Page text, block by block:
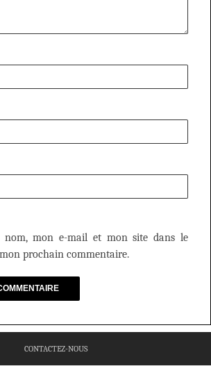
nom, mon e-mail et mon site dans le
prochain commentaire.
CONTACTEZ-NOUS